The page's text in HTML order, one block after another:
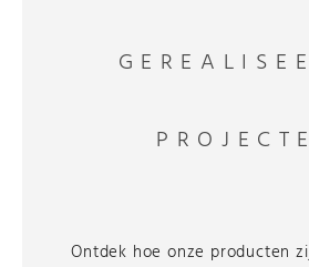
Ontdek hoe onze producten